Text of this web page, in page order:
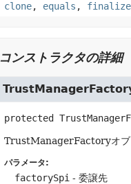
clone, equals , finalize
コンストラクタの詳細
protected
TrustManagerFactoryオブ
パラメータ:
factorySpi - 委譲先